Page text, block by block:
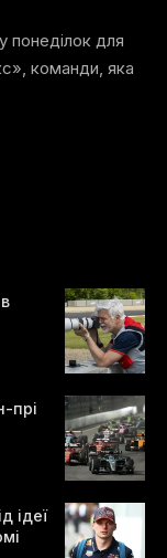
понеділок для
команди, яка
прі
ідеї